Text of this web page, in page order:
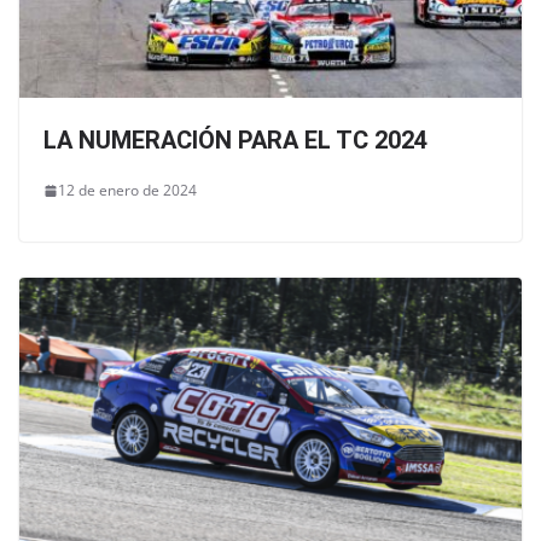
LA NUMERACIÓN PARA EL TC 2024
12 de enero de 2024